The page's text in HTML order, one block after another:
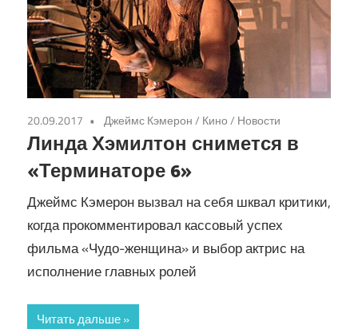
20.09.2017 Джеймс Кэмерон/ Кино/ Новости
Линда Хэмилтон снимется в
«Терминаторе 6»
Джеймс Кэмерон вызвал на себя шквал критики,
когда прокомментировал кассовый успех
фильма «Чудо-женщина» и выбор актрис на
исполнение главных ролей
Читать дальше